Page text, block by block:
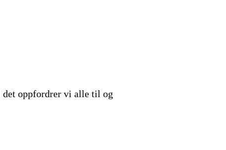
det oppfordrer vi alle til og